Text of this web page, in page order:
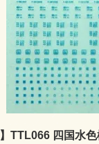
】TTL066 四国水